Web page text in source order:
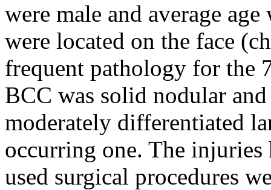
were male and average
were located on the face
frequent pathology for the
BCC was solid nodular
moderately differentiated
occurring one. The injuries
used surgical procedures